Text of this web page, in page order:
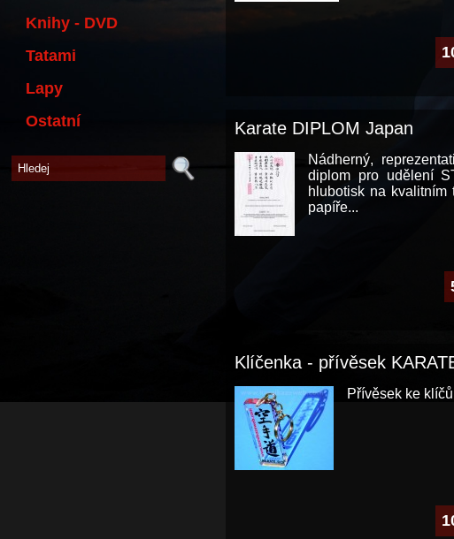
Knihy - DVD
Tatami
Lapy
Ostatní
Karate DIPLOM Japan
Nádherný,
diplom pro udělení
hlubotisk na kvalitním
papíře...
Klíčenka - přívěsek
Přívěsek ke